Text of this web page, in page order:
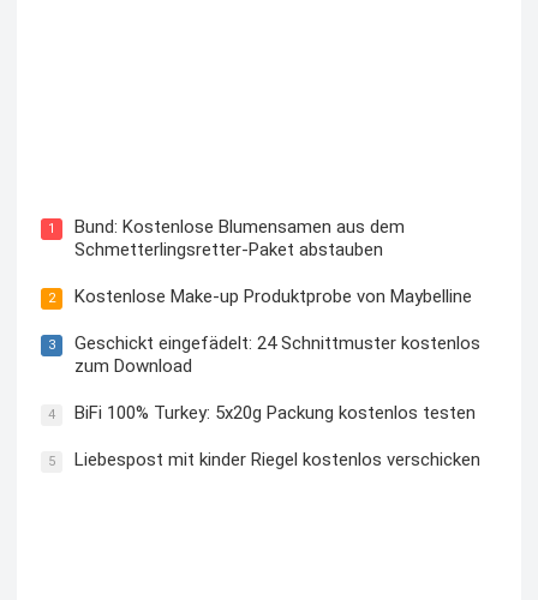
1
Bund: Kostenlose Blumensamen aus dem
Schmetterlingsretter-Paket abstauben
2 Kostenlose Make-up Produktprobe von Maybelline
3
Geschickt eingefädelt: 24 Schnittmuster kostenlos
zum Download
4 BiFi 100% Turkey: 5x20g Packung kostenlos testen
5 Liebespost mit kinder Riegel kostenlos verschicken